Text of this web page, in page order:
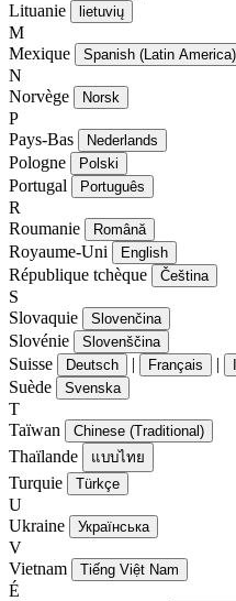
Lituanie lietuvių
M
Mexique
Spanish (Latin America)
N
Norvège
Norsk
P
Pays-Bas
Nederlands
Pologne Polski
Portugal Português
R
Roumanie
Română
Royaume-Uni English
République tchèque Čeština
S
Slovaquie
Slovenčina
Slovénie Slovenščina
Suisse Deutsch | Français |
Suède Svenska
T
Taïwan
Chinese (Traditional)
Thaïlande แบบไทย
Turquie Türkçe
U
Ukraine
Українська
V
Vietnam
Tiếng Việt Nam
É